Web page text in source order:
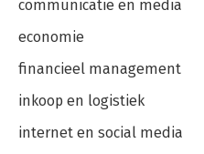
communicatie en media
economie
financieel management
inkoop en logistiek
internet en social media